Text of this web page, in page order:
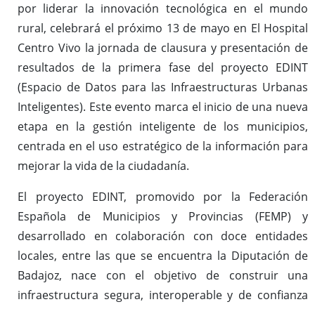
por liderar la innovación tecnológica en el mundo
rural, celebrará el próximo 13 de mayo en El Hospital
Centro Vivo la jornada de clausura y presentación de
resultados de la primera fase del proyecto EDINT
(Espacio de Datos para las Infraestructuras Urbanas
Inteligentes). Este evento marca el inicio de una nueva
etapa en la gestión inteligente de los municipios,
centrada en el uso estratégico de la información para
mejorar la vida de la ciudadanía.
El proyecto EDINT, promovido por la Federación
Española de Municipios y Provincias (FEMP) y
desarrollado en colaboración con doce entidades
locales, entre las que se encuentra la Diputación de
Badajoz, nace con el objetivo de construir una
infraestructura segura, interoperable y de confianza